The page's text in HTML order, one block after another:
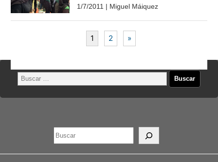
1/7/2011 | Miguel Máiquez
1 2 »